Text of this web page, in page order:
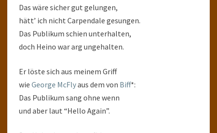
Das wäre sicher gut gelungen,
hätt’ ich nicht Carpendale gesungen.
Das Publikum schien unterhalten,
doch Heino war arg ungehalten.
Er löste sich aus meinem Griff
wie George McFlyaus dem von Biff*:
Das Publikum sang ohne wenn
und aber laut “Hello Again”.